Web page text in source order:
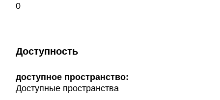
0
Доступность
доступное пространство:
Доступные пространства